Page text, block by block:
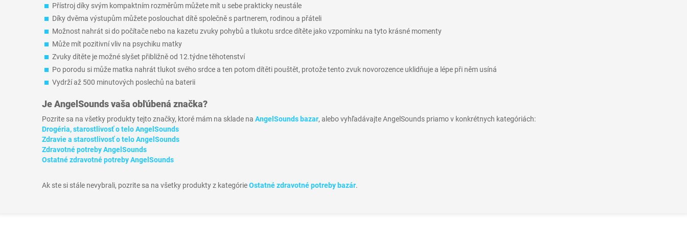
Přístroj díky svým kompaktním rozměrům můžete mít u sebe prakticky neustále
Díky dvěma výstupům můžete poslouchat dítě společně s partnerem, rodinou a přáteli
Možnost nahrát si do počítače nebo na kazetu zvuky pohybů a tlukotu srdce dítěte jako vzpomínku na tyto krásné momenty
Může mít pozitivní vliv na psychiku matky
Zvuky dítěte je možné slyšet přibližně od 12.týdne těhotenství
Po porodu si může matka nahrát tlukot svého srdce a ten potom dítěti pouštět, protože tento zvuk novorozence uklidňuje a lépe při něm usíná
Vydrží až 500 minutových poslechů na baterii
JeAngelSoundsvaša obľúbená značka?
Pozrite sa na všetky produkty tejto značky, ktoré mám na sklade na AngelSounds bazar, alebo vyhľadávajte AngelSounds priamo v konkrétnych kategóriách:
Drogéria, starostlivosť o telo AngelSounds
Zdravie a starostlivosť o telo AngelSounds
Zdravotné potreby AngelSounds
Ostatné zdravotné potreby AngelSounds
Ak ste si stále nevybrali, pozrite sa na všetky produkty z kategórieOstatné zdravotné potreby bazár.